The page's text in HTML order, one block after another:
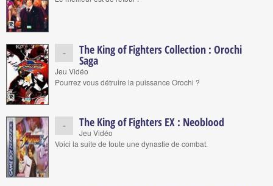
- The King of Fighters Collection : Orochi
Saga
Jeu Vidéo
Pourrez vous détruire la puissance Orochi ?
- The King of Fighters EX : Neoblood
Jeu Vidéo
Voici la suite de toute une dynastie de combat.